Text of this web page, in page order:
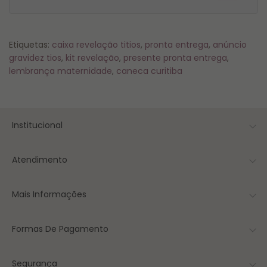
Etiquetas: caixa revelação titios, pronta entrega, anúncio
gravidez tios, kit revelação, presente pronta entrega,
lembrança maternidade, caneca curitiba
Institucional
Atendimento
Mais Informações
Formas De Pagamento
Segurança